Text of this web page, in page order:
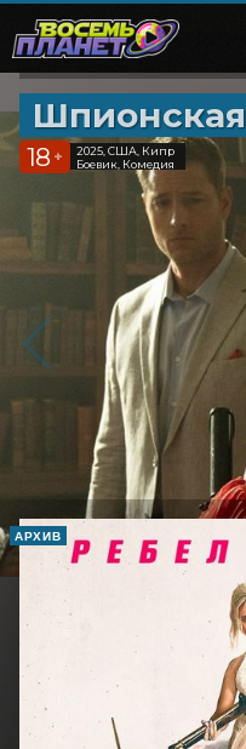
18 +
2025, США, Кипр
Боевик, Комедия
АРХИВ